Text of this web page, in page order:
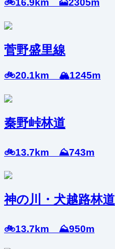
🚲16.9km 🗻2305m
菅野盛里線
🚲20.1km 🏔️1245m
秦野峠林道
🚲13.7km ⛰️743m
神の川・犬越路林道
🚲13.7km ⛰️950m